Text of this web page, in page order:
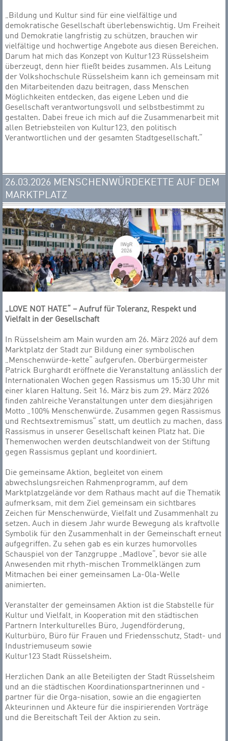
„Bildung und Kultur sind für eine vielfältige und
demokratische Gesellschaft überlebenswichtig. Um Freiheit
und Demokratie langfristig zu schützen, brauchen wir
vielfältige und hochwertige Angebote aus diesen Bereichen.
Darum hat mich das Konzept von Kultur123 Rüsselsheim
überzeugt, denn hier fließt beides zusammen. Als Leitung
der Volkshochschule Rüsselsheim kann ich gemeinsam mit
den Mitarbeitenden dazu beitragen, dass Menschen
Möglichkeiten entdecken, das eigene Leben und die
Gesellschaft verantwortungsvoll und selbstbestimmt zu
gestalten. Dabei freue ich mich auf die Zusammenarbeit mit
allen Betriebsteilen von Kultur123, den politisch
Verantwortlichen und der gesamten Stadtgesellschaft.“
26.03.2026 MENSCHENWÜRDEKETTE AUF DEM
MARKTPLATZ
„LOVE NOT HATE“ – Aufruf für Toleranz, Respekt und
Vielfalt in der Gesellschaft
In Rüsselsheim am Main wurden am 26. März 2026 auf dem
Marktplatz der Stadt zur Bildung einer symbolischen
„Menschenwürde-kette“ aufgerufen. Oberbürgermeister
Patrick Burghardt eröffnete die Veranstaltung anlässlich der
Internationalen Wochen gegen Rassismus um 15:30 Uhr mit
einer klaren Haltung. Seit 16. März bis zum 29. März 2026
finden zahlreiche Veranstaltungen unter dem diesjährigen
Motto „100% Menschenwürde. Zusammen gegen Rassismus
und Rechtsextremismus“ statt, um deutlich zu machen, dass
Rassismus in unserer Gesellschaft keinen Platz hat. Die
Themenwochen werden deutschlandweit von der Stiftung
gegen Rassismus geplant und koordiniert.
Die gemeinsame Aktion, begleitet von einem
abwechslungsreichen Rahmenprogramm, auf dem
Marktplatzgelände vor dem Rathaus macht auf die Thematik
aufmerksam, mit dem Ziel gemeinsam ein sichtbares
Zeichen für Menschenwürde, Vielfalt und Zusammenhalt zu
setzen. Auch in diesem Jahr wurde Bewegung als kraftvolle
Symbolik für den Zusammenhalt in der Gemeinschaft erneut
aufgegriffen. Zu sehen gab es ein kurzes humorvolles
Schauspiel von der Tanzgruppe „Madlove“, bevor sie alle
Anwesenden mit rhyth-mischen Trommelklängen zum
Mitmachen bei einer gemeinsamen La-Ola-Welle
animierten.
Veranstalter der gemeinsamen Aktion ist die Stabstelle für
Kultur und Vielfalt, in Kooperation mit den städtischen
Partnern Interkulturelles Büro, Jugendförderung,
Kulturbüro, Büro für Frauen und Friedensschutz, Stadt- und
Industriemuseum sowie
Kultur123 Stadt Rüsselsheim.
Herzlichen Dank an alle Beteiligten der Stadt Rüsselsheim
und an die städtischen Koordinationspartnerinnen und -
partner für die Orga-nisation, sowie an die engagierten
Akteurinnen und Akteure für die inspirierenden Vorträge
und die Bereitschaft Teil der Aktion zu sein.